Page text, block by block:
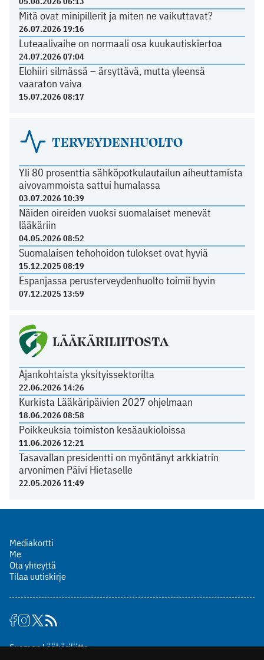
Mitä ovat minipillerit ja miten ne vaikuttavat?
26.07.2026 19:16
Luteaalivaihe on normaali osa kuukautiskiertoa
24.07.2026 07:04
Elohiiri silmässä – ärsyttävä, mutta yleensä
vaaraton vaiva
15.07.2026 08:17
TERVEYDENHUOLTO
Yli 80 prosenttia sähköpotkulautailun aiheuttamista
aivovammoista sattui humalassa
03.07.2026 10:39
Näiden oireiden vuoksi suomalaiset menevät
lääkäriin
04.05.2026 08:52
Suomalaisen tehohoidon tulokset ovat hyviä
15.12.2025 08:19
Espanjassa perusterveydenhuolto toimii hyvin
07.12.2025 13:59
LÄÄKÄRILIITOSTA
Ajankohtaista yksityissektorilta
22.06.2026 14:26
Kurkista Lääkäripäivien 2027 ohjelmaan
18.06.2026 08:58
Poikkeuksia toimiston kesäaukioloissa
11.06.2026 12:21
Tasavallan presidentti on myöntänyt arkkiatrin
arvonimen Päivi Hietaselle
22.05.2026 11:49
Mediakortti
Me
Ota yhteyttä
Tilaa uutiskirje
Suomen Lääkäriliitto